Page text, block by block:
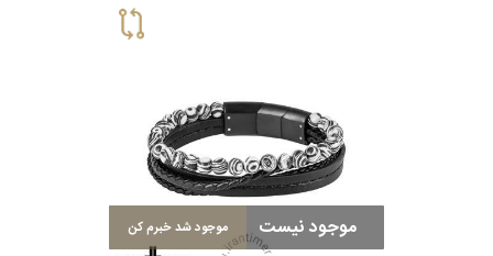
موجود نیست موجود شد خبرم کن